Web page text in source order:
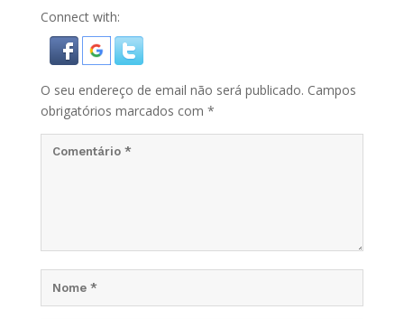
Connect with:
O seu endereço de email não será publicado. Campos
obrigatórios marcados com *